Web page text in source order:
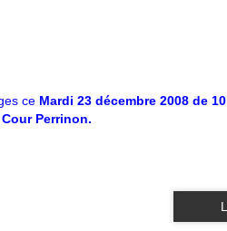
ce Mardi 23 décembre 2008 de
Perrinon.